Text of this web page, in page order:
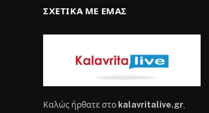
ΣΧΕΤΙΚΆ ΜΕ ΕΜΆΣ
Καλώς ήρθατε στο kalavritalive.gr